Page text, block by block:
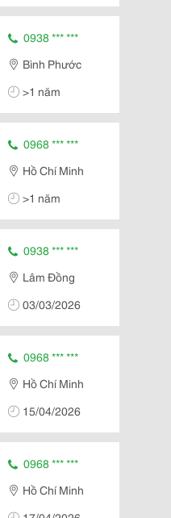
0938 *** ***
Bình Phước
>1 năm
0968 *** ***
Hồ Chí Minh
>1 năm
0938 *** ***
Lâm Đồng
03/03/2026
0968 *** ***
Hồ Chí Minh
15/04/2026
0968 *** ***
Hồ Chí Minh